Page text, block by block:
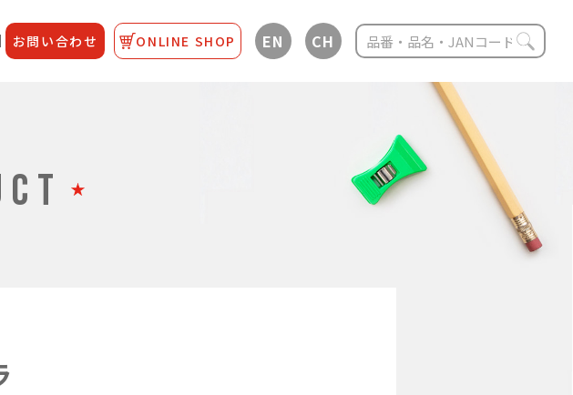
お問い合わせ ONLINE SHOP EN CH